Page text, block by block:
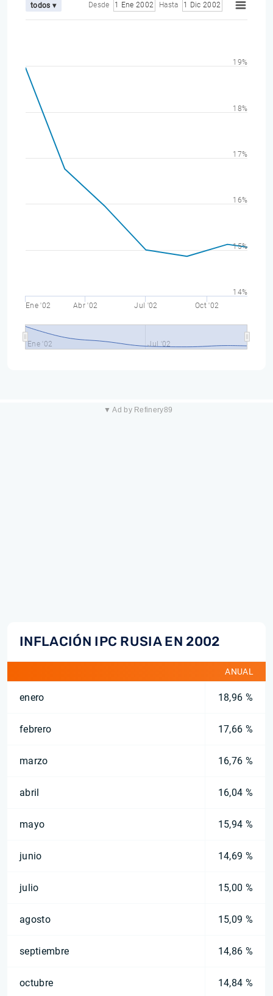
todos ▾ Desde 1 Ene 2002 Hasta 1 Dic 2002
Ene '02 Abr '02 Jul '02 Oct '02
Ene '02 Jul '02
14%
15%
16%
17%
18%
19%
▼ Ad by Refinery89
INFLACIÓN IPC RUSIA EN 2002
ANUAL
enero 18,96 %
febrero 17,66 %
marzo 16,76 %
abril 16,04 %
mayo 15,94 %
junio 14,69 %
julio 15,00 %
agosto 15,09 %
septiembre 14,86 %
octubre 14,84 %